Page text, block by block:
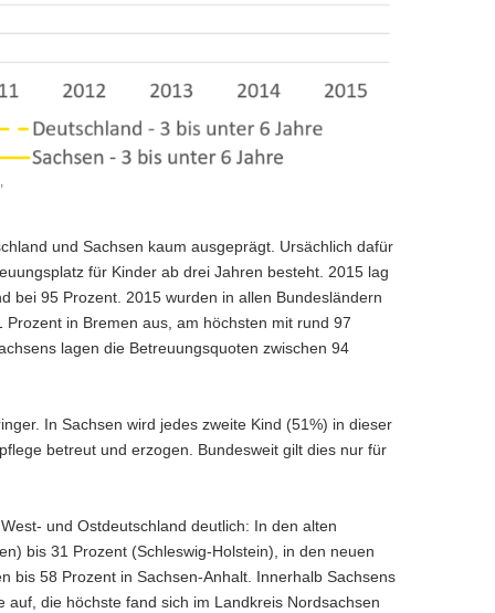
und Sachsen kaum ausgeprägt. Ursächlich dafür
für Kinder ab drei Jahren besteht. 2015 lag
bei 95 Prozent. 2015 wurden in allen Bundesländern
in Bremen aus, am höchsten mit rund 97
lagen die Betreuungsquoten zwischen 94
In Sachsen wird jedes zweite Kind (51%) in dieser
betreut und erzogen. Bundesweit gilt dies nur für
und Ostdeutschland deutlich: In den alten
bis 31 Prozent (Schleswig-Holstein), in den neuen
bis 58 Prozent in Sachsen-Anhalt. Innerhalb Sachsens
die höchste fand sich im Landkreis Nordsachsen